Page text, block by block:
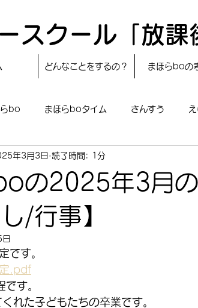
スクール「放課
どんなことをするの？ まほらboの
bo まほらboタイム さんすう
レシピ 24節気
ほらboのあそび まほらboの催し／行事
の2025年3月
/行事】
年3月3日 読了時間: 1分
です。
.pdf
す。
れた子どもたちの卒業です。